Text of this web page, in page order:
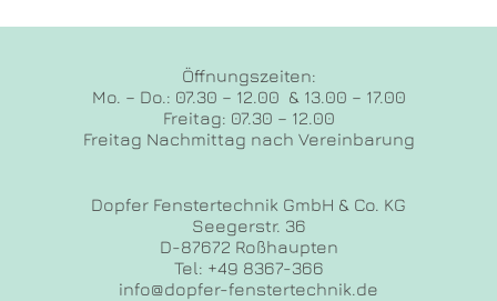
Öffnungszeiten:
Mo. – Do.: 07.30 – 12.00 & 13.00 – 17.00
Freitag: 07.30 – 12.00
Freitag Nachmittag nach Vereinbarung
Dopfer Fenstertechnik GmbH & Co. KG
Seegerstr. 36
D-87672 Roßhaupten
Tel: +49 8367-366
info@dopfer-fenstertechnik.de